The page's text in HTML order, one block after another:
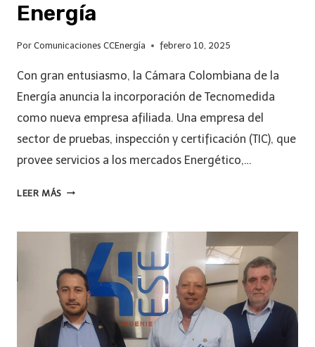
Energía
Por Comunicaciones CCEnergía febrero 10, 2025
Con gran entusiasmo, la Cámara Colombiana de la
Energía anuncia la incorporación de Tecnomedida
como nueva empresa afiliada. Una empresa del
sector de pruebas, inspección y certificación (TIC), que
provee servicios a los mercados Energético,…
LEER MÁS